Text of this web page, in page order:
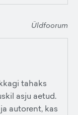
Üldfoorum
tahaks
asju aetud.
autorent, kas